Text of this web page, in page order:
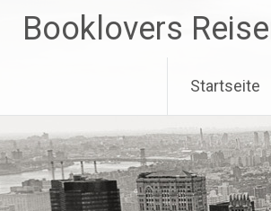
InhaltBooklovers
Startseite